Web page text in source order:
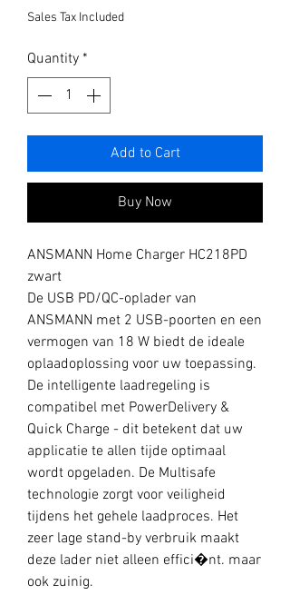
Sales Tax Included
Quantity *
Add to Cart
Buy Now
ANSMANN Home Charger HC218PD
zwart
De USB PD/QC-oplader van
ANSMANN met 2 USB-poorten en een
vermogen van 18 W biedt de ideale
oplaadoplossing voor uw toepassing.
De intelligente laadregeling is
compatibel met PowerDelivery &
Quick Charge - dit betekent dat uw
applicatie te allen tijde optimaal
wordt opgeladen. De Multisafe
technologie zorgt voor veiligheid
tijdens het gehele laadproces. Het
zeer lage stand-by verbruik maakt
deze lader niet alleen effici�nt. maar
ook zuinig.